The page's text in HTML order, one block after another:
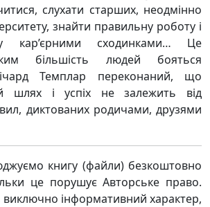
слухати старших, неодмінно
знайти правильну роботу і
кар’єрними сходинками… Це
більшість людей бояться
Темплар переконаний, що
шлях і успіх не залежить від
диктованих родичами, друзями
книгу (файли) безкоштовно
це порушує Авторське право.
інформативний характер,